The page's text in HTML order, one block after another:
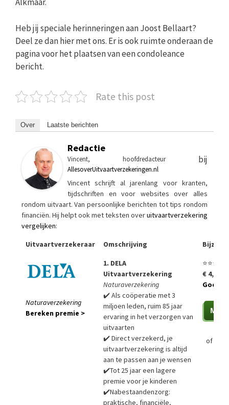
Heb jij speciale herinneringen aan Joost Bellaart?
Deel ze dan hier met ons. Er is ook ruimte onderaan de
pagina voor het plaatsen van een condoleance
bericht.
Rate this post
Over Laatste berichten
Redactie
Vincent, hoofdredacteurbij
AllesoverUitvaartverzekeringen.nl
Vincent schrijft al jarenlang voor kranten,
tijdschriften en voor websites over alles
rondom uitvaart. Van persoonlijke berichten tot tips rondom
financiën. Hij helpt ook met teksten overuitvaartverzekering
vergelijken:
Uitvaartverzekeraar
Omschrijving
Naturaverzekering
Bereken premie >
1. DELA
Uitvaartverzekering
Naturaverzekering
✔️ Als coöperatie met 3
miljoen leden, ruim 85 jaar
ervaring in het verzorgen van
uitvaarten
✔️ Direct verzekerd, je
uitvaartverzekering is altijd
aan te passen aan je wensen
✔️Tot 25 jaar een lagere
premie voor je kinderen
✔️Nabestaandenzorg:
praktische, financiële,
⭐⭐⭐⭐⭐
€ 4,99
of